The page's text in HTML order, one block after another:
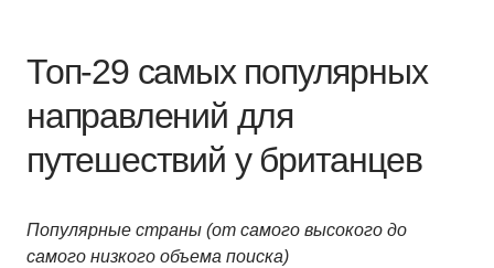
Топ-29 самых популярных
направлений для
путешествий у британцев
Популярные страны (от самого высокого до
самого низкого объема поиска)